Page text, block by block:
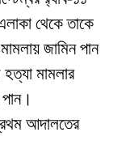
থেকে তাকে
জামিন পান
মামলার
আদালতের